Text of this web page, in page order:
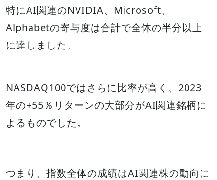
特にAI関連のNVIDIA、Microsoft、
Alphabetの寄与度は合計で全体の半分以上
に達しました。
NASDAQ100ではさらに比率が高く、2023
年の+55％リターンの大部分がAI関連銘柄に
よるものでした。
つまり、指数全体の成績はAI関連株の動向に